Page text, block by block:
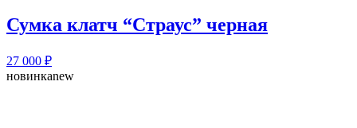
Сумка клатч “Страус” черная
27 000 ₽
новинкаnew